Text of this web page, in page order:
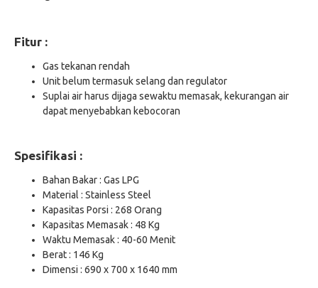
Fitur :
Gas tekanan rendah
Unit belum termasuk selang dan regulator
Suplai air harus dijaga sewaktu memasak, kekurangan air
dapat menyebabkan kebocoran
Spesifikasi :
Bahan Bakar : Gas LPG
Material : Stainless Steel
Kapasitas Porsi : 268 Orang
Kapasitas Memasak : 48 Kg
Waktu Memasak : 40-60 Menit
Berat : 146 Kg
Dimensi : 690 x 700 x 1640 mm